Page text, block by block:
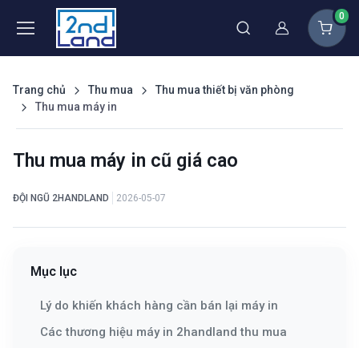
Thành viên
0
Trang chủ Thu mua
Thu mua thiết bị văn phòng
Thu mua máy in
Thu mua máy in cũ giá cao
ĐỘI NGŨ 2HANDLAND 2026-05-07
Mục lục
Lý do khiến khách hàng cần bán lại máy in
Các thương hiệu máy in 2handland thu mua